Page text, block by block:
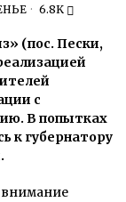
6.8K
(пос. Пески,
с
В попытках
к губернатору